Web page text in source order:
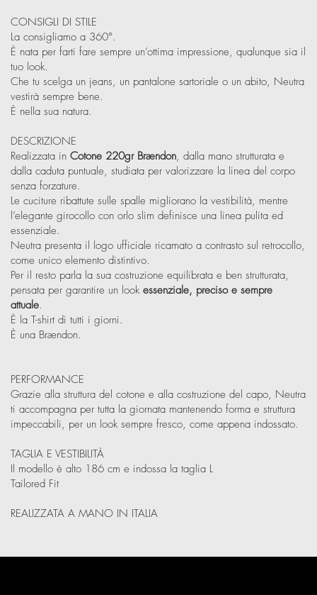
CONSIGLI DI STILE
La consigliamo a 360°.
È nata per farti fare sempre un’ottima impressione, qualunque sia il
tuo look.
Che tu scelga un jeans, un pantalone sartoriale o un abito, Neutra
vestirà sempre bene.
È nella sua natura.
DESCRIZIONE
Realizzata in Cotone 220gr Brændon, dalla mano strutturata e
dalla caduta puntuale, studiata per valorizzare la linea del corpo
senza forzature.
Le cuciture ribattute sulle spalle migliorano la vestibilità, mentre
l’elegante girocollo con orlo slim definisce una linea pulita ed
essenziale.
Neutra presenta il logo ufficiale ricamato a contrasto sul retrocollo,
come unico elemento distintivo.
Per il resto parla la sua costruzione equilibrata e ben strutturata,
pensata per garantire un look essenziale, preciso e sempre
attuale.
È la T-shirt di tutti i giorni.
È una Brændon.
PERFORMANCE
Grazie alla struttura del cotone e alla costruzione del capo, Neutra
ti accompagna per tutta la giornata mantenendo forma e struttura
impeccabili, per un look sempre fresco, come appena indossato.
TAGLIA E VESTIBILITÀ
Il modello è alto 186 cm e indossa la taglia L
Tailored Fit
REALIZZATA A MANO IN ITALIA